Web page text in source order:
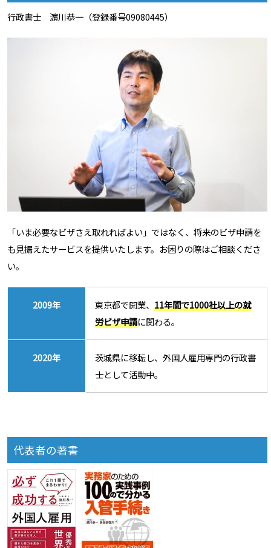
行政書士 濵川恭一（登録番号09080445）
「いま必要なビザさえ取れればよい」ではなく、将来のビザ申請を
も見据えたサービスを提供いたします。お困りの際はご相談くださ
い。
2009年 東京都で開業、 11年間で1000社以上の就
労ビザ申請に関わる。
2020年
茨城県に移転し、外国人雇用専門の行政書
士として活動中。
代表者の著書